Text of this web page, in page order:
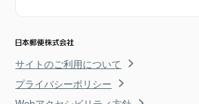
サイトのご利用について
プライバシーポリシー